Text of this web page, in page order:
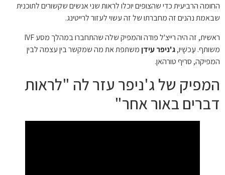
החומה הרביעית כדי שהצופים יוכלו לראות שני אנשים שקשורים לתוכנית
שבאמת נהנים זה מחברתו של זה עשוי לעזור לרייטינג.
ראשית, זה היה רייצ'ל פודה והמפיק שלה שהתחברו במהלך מסע IVF
משותף. עַכשָׁיו,ג'ניפרעידןמשתפת את מה שמקשר בין עצמה לבין
המפיקה, סריף טורהאן.
המפיק של ג'ניפר עזר לה "לראות
דברים באור אחר"